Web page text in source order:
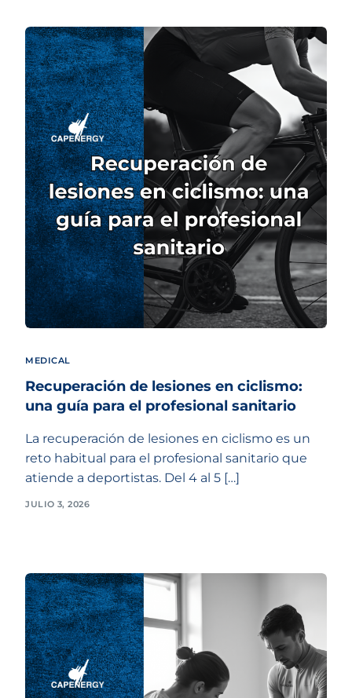
MEDICAL
Recuperación de lesiones en ciclismo:
una guía para el profesional sanitario
La recuperación de lesiones en ciclismo es un
reto habitual para el profesional sanitario que
atiende a deportistas. Del 4 al 5 […]
JULIO 3, 2026